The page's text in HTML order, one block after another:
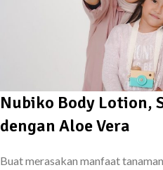
Nubiko Body Lotion,
dengan Aloe Vera
Buat merasakan manfaat